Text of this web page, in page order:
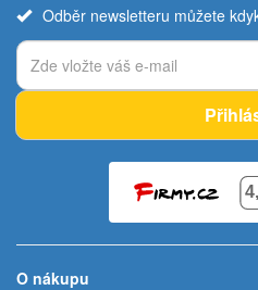
Odběr newsletteru můžete
O nákupu